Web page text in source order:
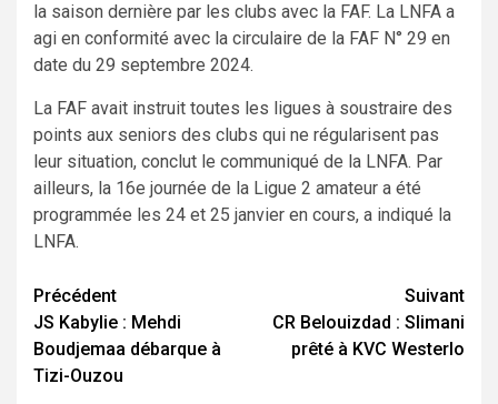
la saison dernière par les clubs avec la FAF. La LNFA a
agi en conformité avec la circulaire de la FAF N° 29 en
date du 29 septembre 2024.
La FAF avait instruit toutes les ligues à soustraire des
points aux seniors des clubs qui ne régularisent pas
leur situation, conclut le communiqué de la LNFA. Par
ailleurs, la 16e journée de la Ligue 2 amateur a été
programmée les 24 et 25 janvier en cours, a indiqué la
LNFA.
Navigation
d’article
Précédent
JS Kabylie : Mehdi
Boudjemaa débarque à
Tizi-Ouzou
Suivant
CR Belouizdad : Slimani
prêté à KVC Westerlo